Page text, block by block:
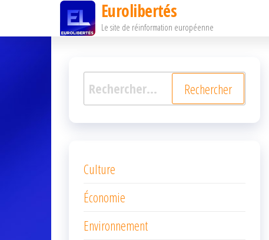
ce
Eurolibertés
Le site de réinformation européenne
Rechercher :
Culture
Économie
Environnement